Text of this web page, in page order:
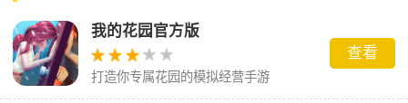
我的花园官方版
打造你专属花园的模拟经营手游
查看